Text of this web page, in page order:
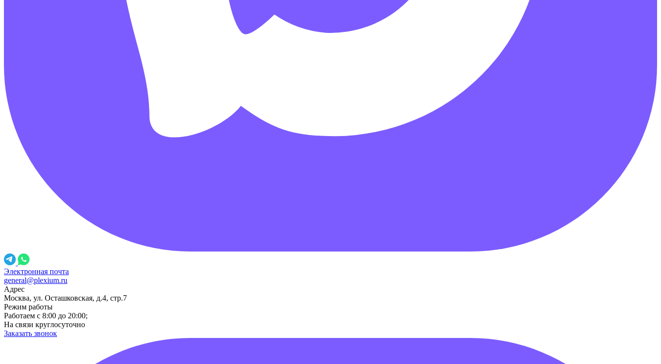
Электронная почта
general@plexium.ru
Адрес
Москва, ул. Осташковская, д.4, стр.7
Режим работы
Работаем с 8:00 до 20:00;
На связи круглосуточно
Заказать звонок